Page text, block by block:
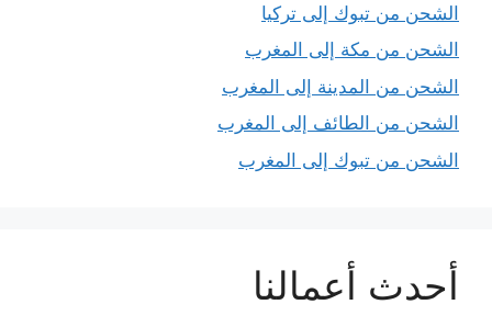
الشحن من تبوك إلى تركيا
الشحن من مكة إلى المغرب
الشحن من المدينة إلى المغرب
الشحن من الطائف إلى المغرب
الشحن من تبوك إلى المغرب
أحدث أعمالنا